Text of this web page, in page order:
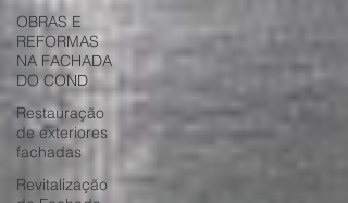
OBRAS E
REFORMAS
NA FACHADA
DO COND
Restauração
de exteriores
fachadas
Revitalização